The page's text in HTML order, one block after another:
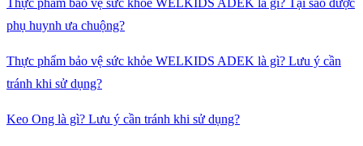
phụ huynh ưa chuộng?
Thực phẩm bảo vệ sức khỏe WELKIDS ADEK là gì? Lưu ý cần
tránh khi sử dụng?
Keo Ong là gì? Lưu ý cần tránh khi sử dụng?